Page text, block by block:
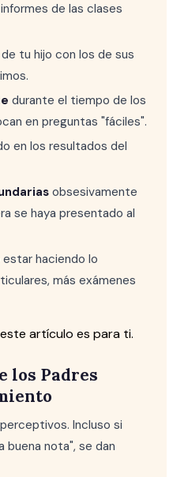
de las clases
tu hijo con los de sus
durante el tiempo de los
en preguntas "fáciles".
en los resultados del
obsesivamente
se haya presentado al
estar haciendo lo
más exámenes
artículo es para ti.
los Padres
Incluso si
buena nota", se dan